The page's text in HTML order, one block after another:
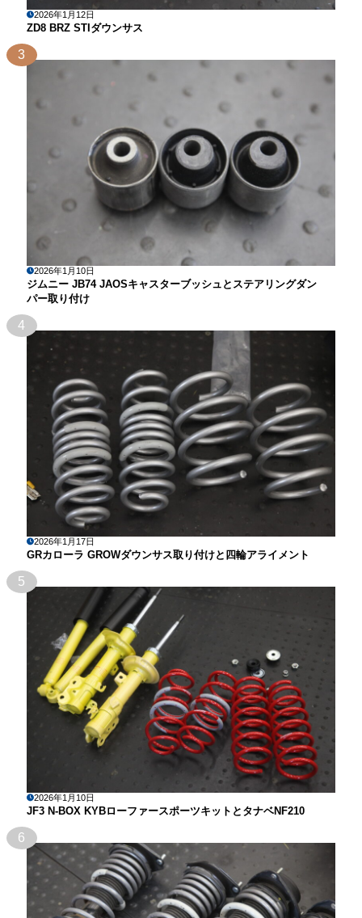
2026年1月12日
ZD8 BRZ STIダウンサス
3
2026年1月10日
ジムニー JB74 JAOSキャスターブッシュとステアリングダン
パー取り付け
4
2026年1月17日
GRカローラ GROWダウンサス取り付けと四輪アライメント
5
2026年1月10日
JF3 N-BOX KYBローファースポーツキットとタナベNF210
6